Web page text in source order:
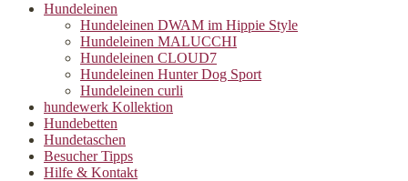
Hundeleinen
Hundeleinen DWAM im Hippie Style
Hundeleinen MALUCCHI
Hundeleinen CLOUD7
Hundeleinen Hunter Dog Sport
Hundeleinen curli
hundewerk Kollektion
Hundebetten
Hundetaschen
Besucher Tipps
Hilfe & Kontakt